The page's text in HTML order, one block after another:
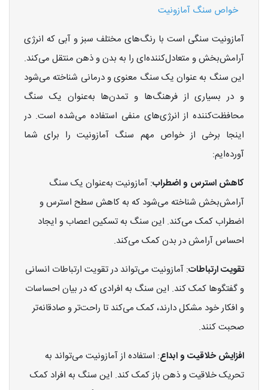
خواص سنگ آمازونیت
آمازونیت سنگی است با رنگ‌های مختلف سبز و آبی که انرژی
آرامش‌بخش و متعادل‌کننده‌ای را به بدن و ذهن منتقل می‌کند.
این سنگ به عنوان یک سنگ معنوی و درمانی شناخته می‌شود
و در بسیاری از فرهنگ‌ها و تمدن‌ها به‌عنوان یک سنگ
محافظت‌کننده از انرژی‌های منفی استفاده می‌شده است. در
اینجا برخی از خواص مهم سنگ آمازونیت را برای شما
آورده‌ایم:
کاهش استرس و اضطراب: آمازونیت به‌عنوان یک سنگ
آرامش‌بخش شناخته می‌شود که به کاهش سطح استرس و
اضطراب کمک می‌کند. این سنگ به تسکین اعصاب و ایجاد
احساس آرامش در بدن کمک می‌کند.
تقویت ارتباطات: آمازونیت می‌تواند در تقویت ارتباطات انسانی
و گفتگوها کمک کند. این سنگ به افرادی که در بیان احساسات
و افکار خود مشکل دارند، کمک می‌کند تا راحت‌تر و صادقانه‌تر
صحبت کنند.
افزایش خلاقیت و ابداع: استفاده از آمازونیت می‌تواند به
تحریک خلاقیت و ذهن باز کمک کند. این سنگ به افراد کمک